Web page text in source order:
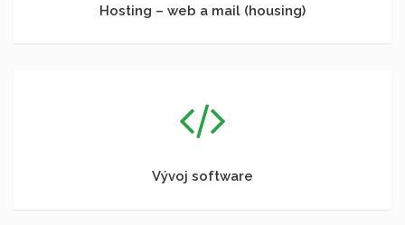
Hosting – web a mail (housing)
Vývoj software